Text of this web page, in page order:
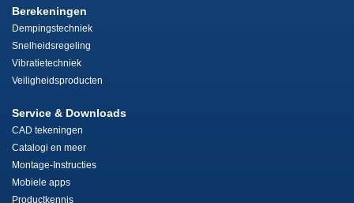
Berekeningen
Dempingstechniek
Snelheidsregeling
Vibratietechniek
Veiligheidsproducten
Service & Downloads
CAD tekeningen
Catalogi en meer
Montage-Instructies
Mobiele apps
Productkennis